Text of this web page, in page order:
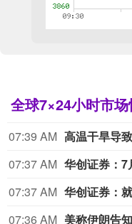
全球7×24小时市
07:34 AM
07:32 AM 拜登癌症又
07:31 AM 绿电替代与
07:31 AM 上市公司业